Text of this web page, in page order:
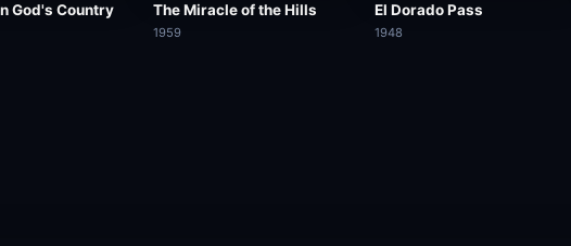
God's Country The Miracle of the Hills
1959
El Dorado Pass
1948